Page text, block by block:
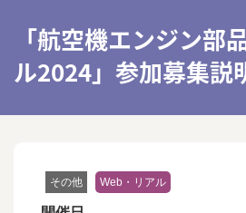
「航空機エンジン部
ル2024」参加募集説
その他 Web・リアル